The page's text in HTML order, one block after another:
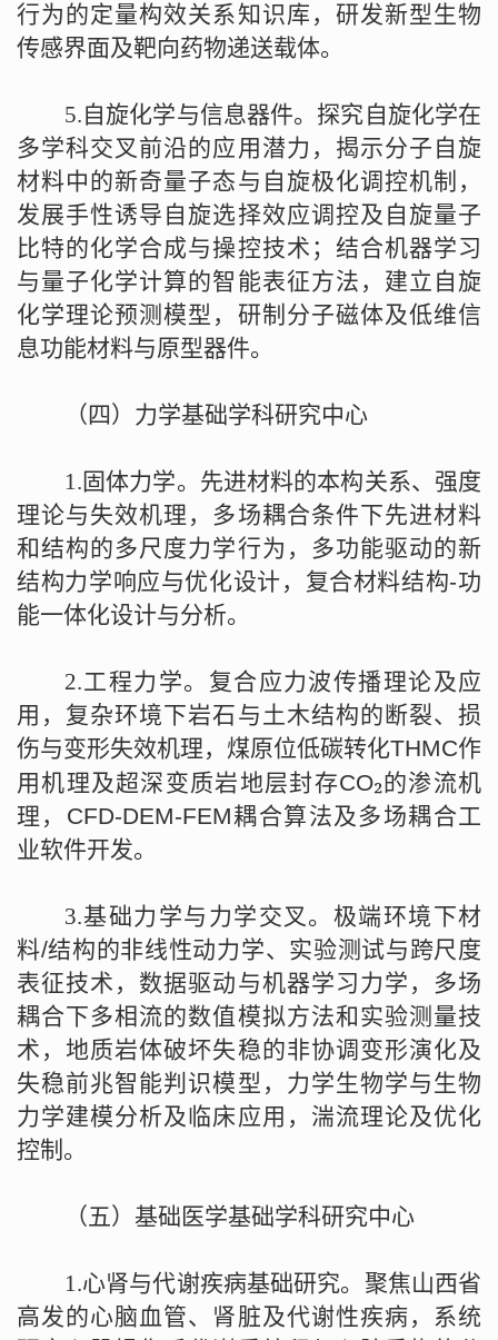
行为的定量构效关系知识库，研发新型生物
传感界面及靶向药物递送载体。
5.自旋化学与信息器件。探究自旋化学在
多学科交叉前沿的应用潜力，揭示分子自旋
材料中的新奇量子态与自旋极化调控机制，
发展手性诱导自旋选择效应调控及自旋量子
比特的化学合成与操控技术；结合机器学习
与量子化学计算的智能表征方法，建立自旋
化学理论预测模型，研制分子磁体及低维信
息功能材料与原型器件。
（四）力学基础学科研究中心
1.固体力学。先进材料的本构关系、强度
理论与失效机理，多场耦合条件下先进材料
和结构的多尺度力学行为，多功能驱动的新
结构力学响应与优化设计，复合材料结构-功
能一体化设计与分析。
2.工程力学。复合应力波传播理论及应
用，复杂环境下岩石与土木结构的断裂、损
伤与变形失效机理，煤原位低碳转化THMC作
用机理及超深变质岩地层封存CO₂的渗流机
理， CFD-DEM-FEM耦合算法及多场耦合工
业软件开发。
3.基础力学与力学交叉。极端环境下材
料/结构的非线性动力学、实验测试与跨尺度
表征技术，数据驱动与机器学习力学，多场
耦合下多相流的数值模拟方法和实验测量技
术，地质岩体破坏失稳的非协调变形演化及
失稳前兆智能判识模型，力学生物学与生物
力学建模分析及临床应用，湍流理论及优化
控制。
（五）基础医学基础学科研究中心
1.心肾与代谢疾病基础研究。聚焦山西省
高发的心脑血管、肾脏及代谢性疾病，系统